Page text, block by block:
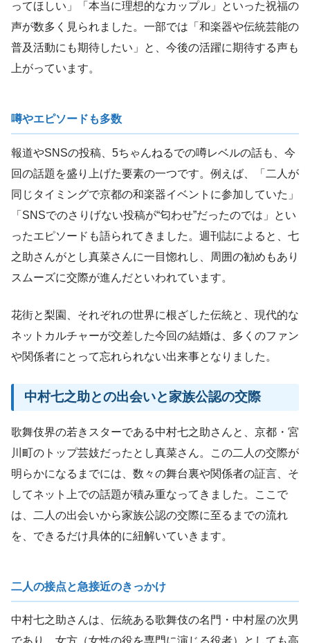
ってほしい」「本当に理想的なカップル」といった祝福の
声が数多く見られました。一部では「和楽器や伝統芸能の
普及活動にも期待したい」と、今後の活躍に期待する声も
上がっています。
噂やエピソードも多数
報道やSNSの投稿、5ちゃんねるでの噂レベルの話も、今
回の話題を盛り上げた要素の一つです。例えば、「二人が
同じタイミングで京都の和楽器イベントに参加していた」
「SNSでのさりげない投稿が“匂わせ”だったのでは」とい
ったエピソードも語られてきました。週刊誌によると、七
之助さんがとし真菜さんに一目惚れし、周囲の勧めもあり
スムーズに交際が進んだといわれています。
花街と梨園、それぞれの世界に根ざした伝統と、現代的な
ネットカルチャーが交差した今回の結婚は、多くのファン
や関係者にとって忘れられない出来事となりました。
中村七之助との出会いと家族公認の交際
歌舞伎界の若きスターである中村七之助さんと、京都・宮
川町のトップ芸妓だったとし真菜さん。この二人の交際が
明らかになるまでには、数々の舞台裏や関係者の証言、そ
してネット上での話題が積み重なってきました。ここで
は、二人の出会いから家族公認の交際に至るまでの流れ
を、できるだけ具体的に紐解いていきます。
二人の接点と急接近のきっかけ
中村七之助さんは、伝統ある歌舞伎の名門・中村屋の次男